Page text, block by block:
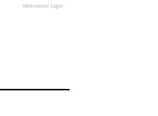
Webmaster Login